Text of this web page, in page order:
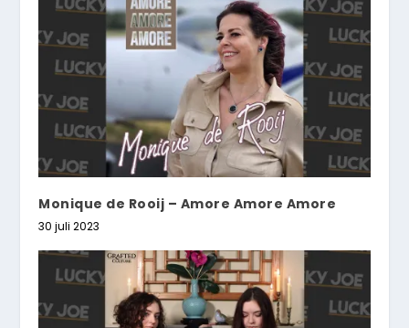
Monique de Rooij – Amore Amore Amore
30 juli 2023